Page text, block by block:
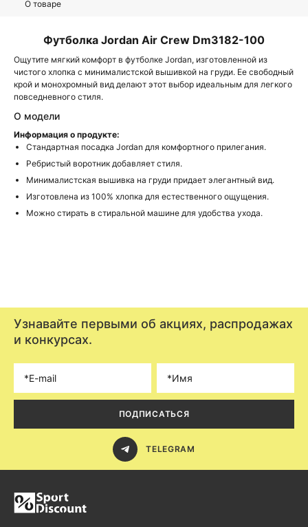
О товаре
Футболка Jordan Air Crew Dm3182-100
Ощутите мягкий комфорт в футболке Jordan, изготовленной из
чистого хлопка с минималистской вышивкой на груди. Ее свободный
крой и монохромный вид делают этот выбор идеальным для легкого
повседневного стиля.
О модели
Информация о продукте:
Стандартная посадка Jordan для комфортного прилегания.
Ребристый воротник добавляет стиля.
Минималистская вышивка на груди придает элегантный вид.
Изготовлена из 100% хлопка для естественного ощущения.
Можно стирать в стиральной машине для удобства ухода.
Узнавайте первыми об акциях, распродажах
и конкурсах.
ПОДПИСАТЬСЯ
TELEGRAM